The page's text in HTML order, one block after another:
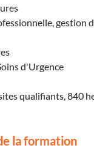
gestion
d'Urgence
qualifiants, 840
la formation